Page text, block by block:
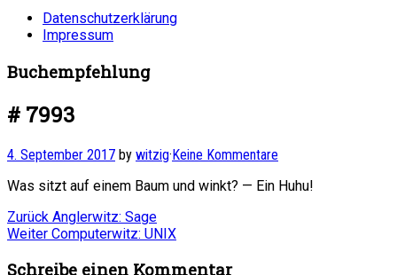
Datenschutzerklärung
Impressum
Buchempfehlung
# 7993
4. September 2017 by witzig·Keine Kommentare
Was sitzt auf einem Baum und winkt? — Ein Huhu!
Beitragsnavigation
Zurück Vorheriger
Beitrag:
Anglerwitz: Sage
Weiter Nächster
Computerwitz: UNIX
Schreibe einen Kommentar